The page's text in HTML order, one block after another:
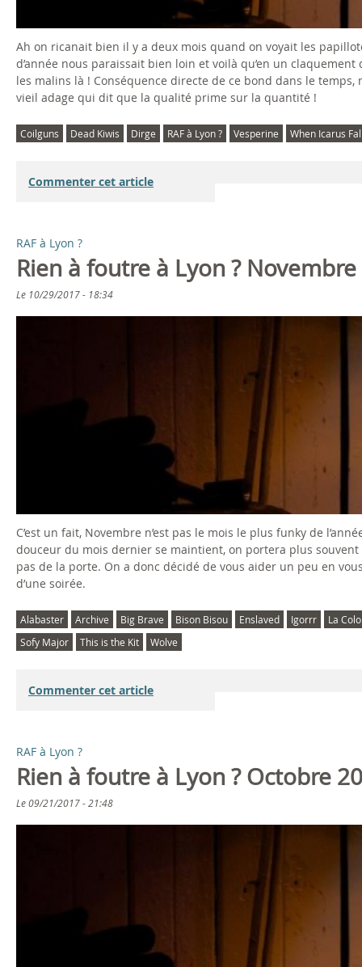
Ah on ricanait bien il y a deux mois quand on voyait les
d’année nous paraissait bien loin et voilà qu’en un
les malins là ! Conséquence directe de ce bond dans le
vieil adage qui dit que la qualité prime sur la quantité !
Coilguns Dead Kiwis Dirge RAF à Lyon ? Vesperine When Icarus
Commenter cet article
RAF à Lyon ?
Rien à foutre à Lyon ?
Le 10/29/2017 - 18:34
C’est un fait, Novembre n’est pas le mois le plus funky de
douceur du mois dernier se maintient, on portera plus
pas de la porte. On a donc décidé de vous aider un peu en
d’une soirée.
Alabaster Archive Big Brave Bison Bisou Enslaved Igorrr
La
Sofy Major
This is the Kit Wolve
Commenter cet article
RAF à Lyon ?
Rien à foutre à Lyon ? Octobre
Le09/21/2017 - 21:48